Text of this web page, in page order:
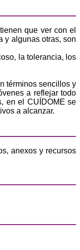
que ver con el
y algunas otras, son
la tolerancia, los
términos sencillos y
a reflejar todo
en el CUÍDOME se
a alcanzar.
anexos y recursos